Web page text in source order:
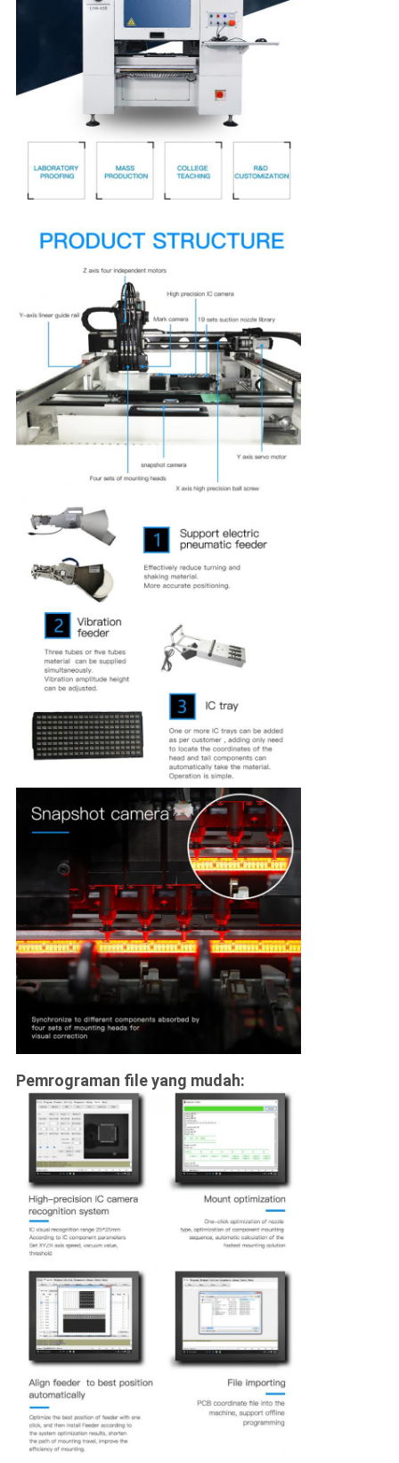
Pemrograman file yang mudah: